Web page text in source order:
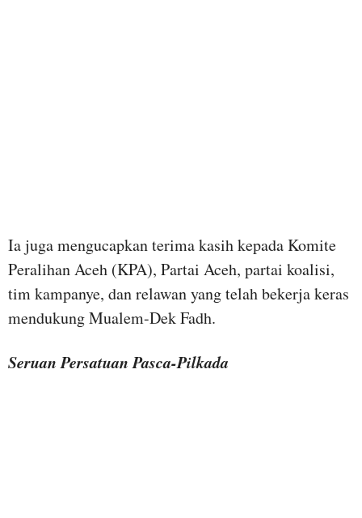
Ia juga mengucapkan terima kasih kepada Komite
Peralihan Aceh (KPA), Partai Aceh, partai koalisi,
tim kampanye, dan relawan yang telah bekerja keras
mendukung Mualem-Dek Fadh.
Seruan Persatuan Pasca-Pilkada